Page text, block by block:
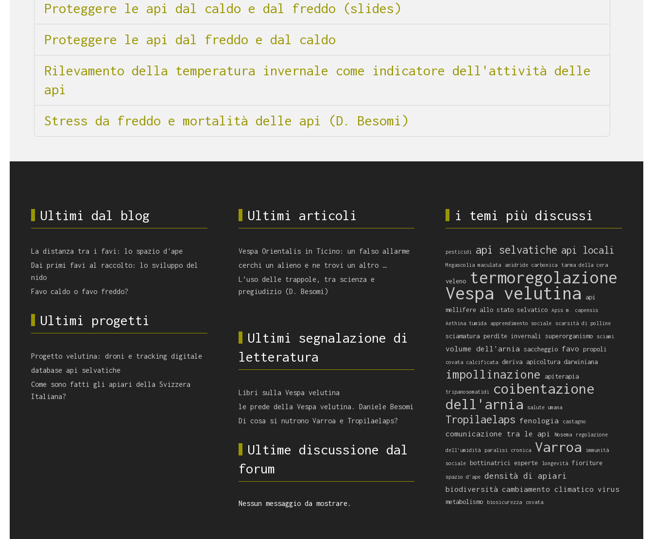
Proteggere le api dal caldo e dal freddo (slides)
Proteggere le api dal freddo e dal caldo
Rilevamento della temperatura invernale come indicatore dell'attività delle
api
Stress da freddo e mortalità delle api (D. Besomi)
Ultimi dal blog
La distanza tra i favi: lo spazio d'ape
Dai primi favi al raccolto: lo sviluppo del
nido
Favo caldo o favo freddo?
Ultimi progetti
Progetto velutina: droni e tracking digitale
database api selvatiche
Come sono fatti gli apiari della Svizzera
Italiana?
Ultimi articoli
Vespa Orientalis in Ticino: un falso allarme
cerchi un alieno e ne trovi un altro …
L’uso delle trappole, tra scienza e
pregiudizio (D. Besomi)
Ultimi segnalazione di
letteratura
Libri sulla Vespa velutina
le prede della Vespa velutina. Daniele Besomi
Di cosa si nutrono Varroa e Tropilaelaps?
Ultime discussione dal
forum
Nessun messaggio da mostrare.
i temi più discussi
pesticidi api selvatiche api locali
Megascolia maculata anidride carbonica tarma della cera
veleno termoregolazione
Vespa velutina
api
mellifere allo stato selvatico
Apis m. capensis
Aethina tumida apprendimento sociale scarsità di polline
sciamatura perdite invernali superorganismo sciami
volume dell'arnia saccheggio favo propoli
covata calcificata deriva apicoltura darwiniana
impollinazione apiterapia
tripanosomatidi
coibentazione
dell'arnia
salute umana
Tropilaelaps fenologia castagno
comunicazione tra le api Nosema regolazione
dell'umidità paralisi cronica Varroa immunità
sociale bottinatrici esperte longevità fioriture
spazio d'ape densità di apiari
biodiversità cambiamento climatico virus
metabolismo biosicurezza covata